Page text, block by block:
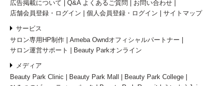
広告掲載について
Q&A よくあるご質問
お問い合わせ
店舗会員登録・ログイン
個人会員登録・ログイン サイトマップ
サービス
サロン専用HP制作
Ameba Owndオフィシャルパートナー
サロン運営サポート
Beauty Parkオンライン
メディア
Beauty Park Clinic
Beauty Park Mall
Beauty Park College